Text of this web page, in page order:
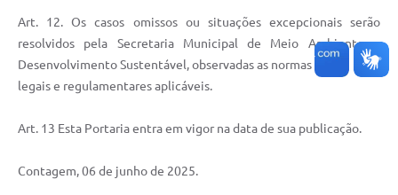
Art. 12. Os casos omissos ou situações excepcionais serão
resolvidos pela Secretaria Municipal de Meio Ambiente e
Desenvolvimento Sustentável, observadas as normas
legais e regulamentares aplicáveis.
Art. 13 Esta Portaria entra em vigor na data de sua publicação.
Contagem, 06 de junho de 2025.